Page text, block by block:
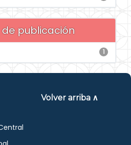
de publicación
1
Volver arriba ∧